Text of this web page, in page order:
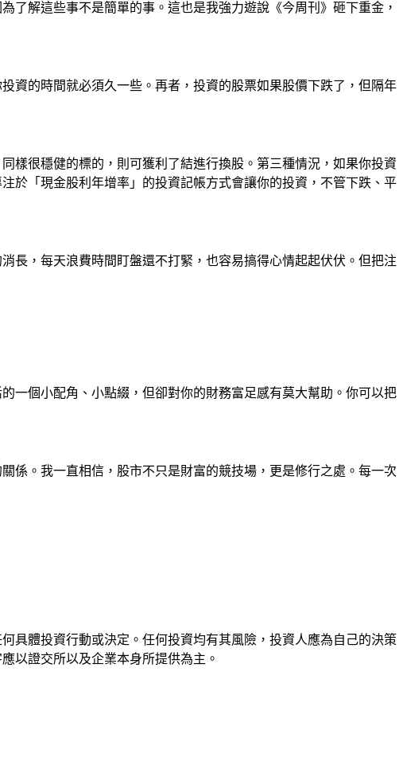
了解這些事不是簡單的事。這也是我強力遊說《今周刊》砸下重金，
資的時間就必須久一些。再者，投資的股票如果股價下跌了，但隔年
樣很穩健的標的，則可獲利了結進行換股。第三種情況，如果你投資
於「現金股利年增率」的投資記帳方式會讓你的投資，不管下跌、平
長，每天浪費時間盯盤還不打緊，也容易搞得心情起起伏伏。但把注
一個小配角、小點綴，但卻對你的財務富足感有莫大幫助。你可以把
係。我一直相信，股市不只是財富的競技場，更是修行之處。每一次
具體投資行動或決定。任何投資均有其風險，投資人應為自己的決策
以證交所以及企業本身所提供為主。